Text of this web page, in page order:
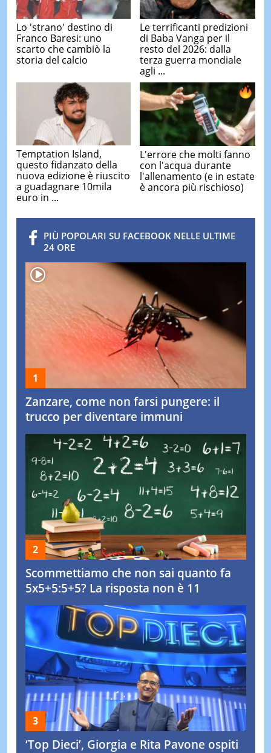
Lo 'strano' destino di
Franco Baresi: uno
scarto che cambiò la
storia del calcio
Le terrificanti predizioni
di Baba Vanga per il
resto del 2026: dalla
terza guerra mondiale
agli ...
Temptation Island,
questo fidanzato della
nuova edizione è riuscito
a guadagnare 10mila
euro in ...
L'errore che molti fanno
con l'acqua durante
l'allenamento (e in estate
è ancora più rischioso)
PIÙ POPOLARI SU FACEBOOK NELLE ULTIME
24 ORE
Zanzare, come non farsi pungere: il
trucco per diventare immuni
Scommettiamo che non sai quanto fa
5x5+5:5+5? La risposta non è 11
‘Top Dieci’, Giorgia e Rita Pavone ospiti